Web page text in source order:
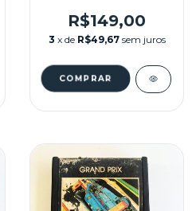
SEMINOVO -
ATARI/MASTER
SYSTEM
R$149,00
3 x de R$49,67 sem juros